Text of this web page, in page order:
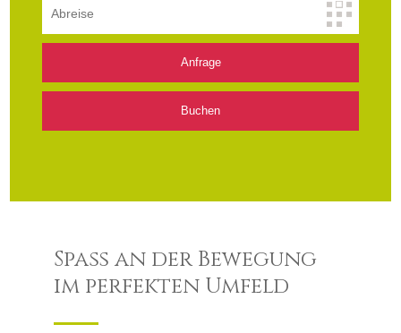
Spaß an der Bewegung
im perfekten Umfeld